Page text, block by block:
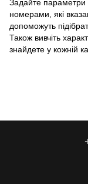
Задайте параметри
номерами, які
допоможуть
Також вивчіть
знайдете у кожній